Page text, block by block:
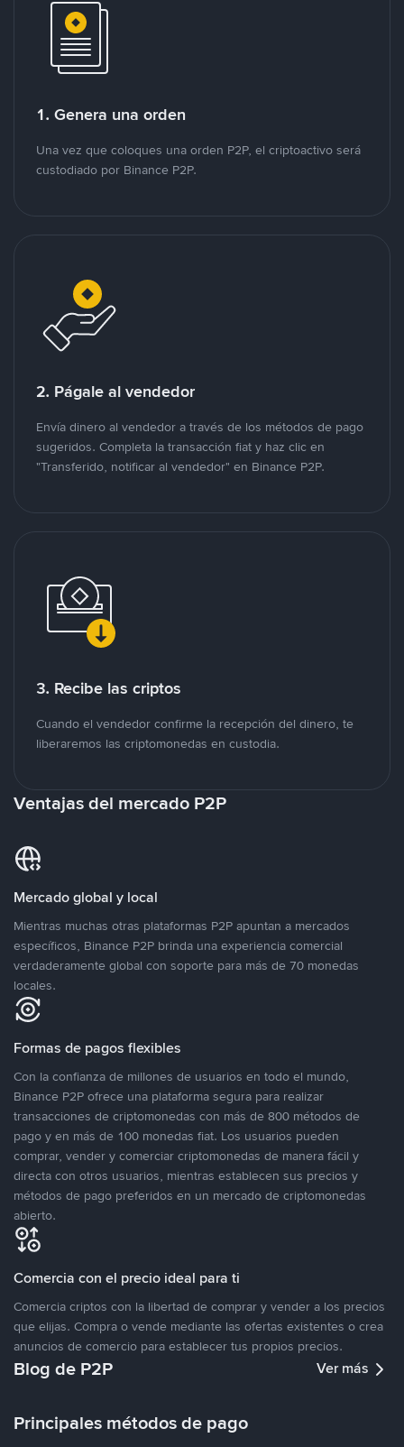
1. Genera una orden
Una vez que coloques una orden P2P, el criptoactivo será
custodiado por Binance P2P.
2. Págale al vendedor
Envía dinero al vendedor a través de los métodos de pago
sugeridos. Completa la transacción fiat y haz clic en
"Transferido, notificar al vendedor" en Binance P2P.
3. Recibe las criptos
Cuando el vendedor confirme la recepción del dinero, te
liberaremos las criptomonedas en custodia.
Ventajas del mercado P2P
Mercado global y local
Mientras muchas otras plataformas P2P apuntan a mercados
específicos, Binance P2P brinda una experiencia comercial
verdaderamente global con soporte para más de 70 monedas
locales.
Formas de pagos flexibles
Con la confianza de millones de usuarios en todo el mundo,
Binance P2P ofrece una plataforma segura para realizar
transacciones de criptomonedas con más de 800 métodos de
pago y en más de 100 monedas fiat. Los usuarios pueden
comprar, vender y comerciar criptomonedas de manera fácil y
directa con otros usuarios, mientras establecen sus precios y
métodos de pago preferidos en un mercado de criptomonedas
abierto.
Comercia con el precio ideal para ti
Comercia criptos con la libertad de comprar y vender a los precios
que elijas. Compra o vende mediante las ofertas existentes o crea
anuncios de comercio para establecer tus propios precios.
Blog de P2P Ver más
Principales métodos de pago